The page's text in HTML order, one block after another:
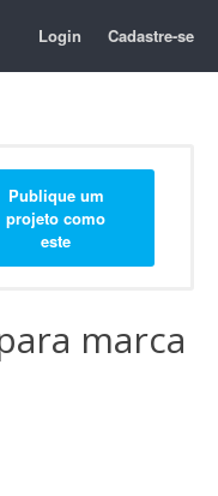
Login Cadastre-se
Publique um
projeto como
este
marca